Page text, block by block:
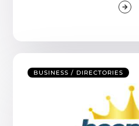
BUSINESS / DIRECTORIES